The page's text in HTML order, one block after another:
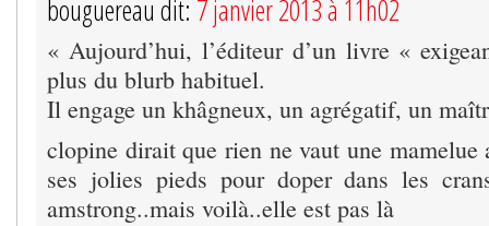
bouguereau dit: 7 janvier 2013 à 11h02
« Aujourd’hui, l’éditeur d’un livre «
plus du blurb habituel.
Il engage un khâgneux, un agrégatif, un
clopine dirait que rien ne vaut une mamelue
ses jolies pieds pour doper dans les
amstrong..mais voilà..elle est pas là